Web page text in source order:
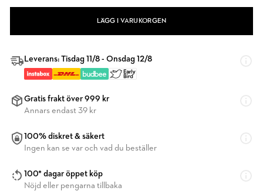
LÄGG I VARUKORGEN
Leverans: Tisdag 11/8 - Onsdag 12/8
Gratis frakt över 999 kr
Annars endast 39 kr
100% diskret & säkert
Ingen kan se var och vad du beställer
100* dagar öppet köp
Nöjd eller pengarna tillbaka